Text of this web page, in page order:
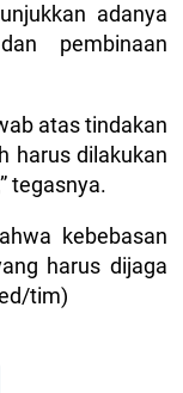
adanya
pembinaan
atas tindakan
harus dilakukan
tegasnya.
kebebasan
harus dijaga
tim)